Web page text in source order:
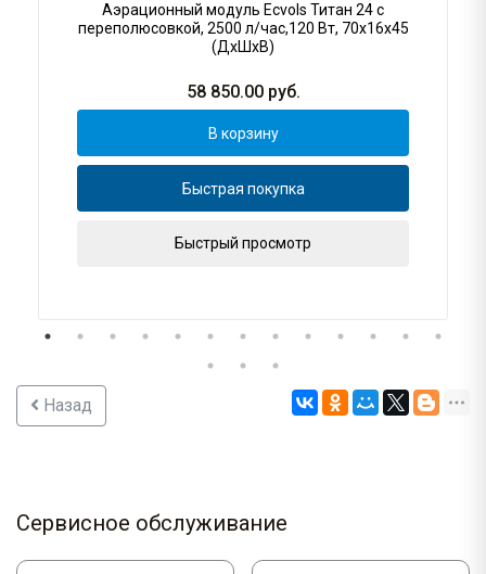
Аэрационный модуль Ecvols Титан 24 с
переполюсовкой, 2500 л/час,120 Вт, 70х16х45
(ДхШхВ)
58 850.00руб.
В корзину
Быстрая покупка
Быстрый просмотр
Назад
Сервисное обслуживание